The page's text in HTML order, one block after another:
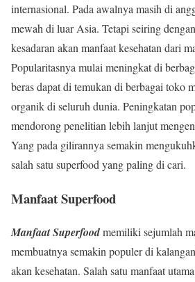
internasional. Pada awalnya masih di
mewah di luar Asia. Tetapi seiring
kesadaran akan manfaat kesehatan dari
Popularitasnya mulai meningkat di
beras dapat di temukan di berbagai toko
organik di seluruh dunia. Peningkatan
mendorong penelitian lebih lanjut
Yang pada gilirannya semakin
salah satu superfood yang paling di cari.
Manfaat Superfood
Manfaat Superfoodmemiliki sejumlah
membuatnya semakin populer di
akan kesehatan. Salah satu manfaat